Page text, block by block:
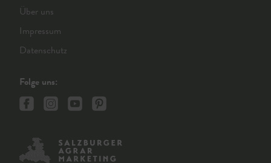
Über uns
Impressum
Datenschutz
Folge uns: